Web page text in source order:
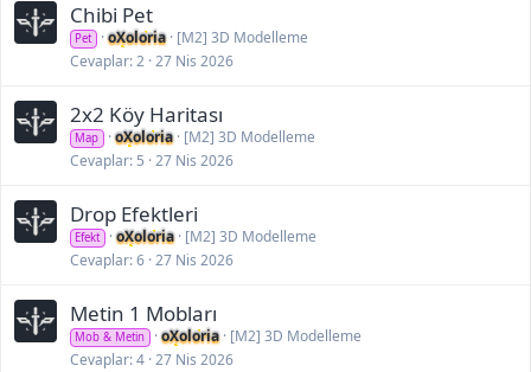
Chibi Pet
Pet oXoloria
[M2] 3D Modelleme
Cevaplar 2 27 Nis 2026
2x2 Köy Haritası
Map oXoloria
[M2] 3D Modelleme
Cevaplar 5 27 Nis 2026
Drop Efektleri
Efekt oXoloria
[M2] 3D Modelleme
Cevaplar 6 27 Nis 2026
Metin 1 Mobları
Mob & Metin oXoloria
[M2] 3D Modelleme
Cevaplar 4 27 Nis 2026